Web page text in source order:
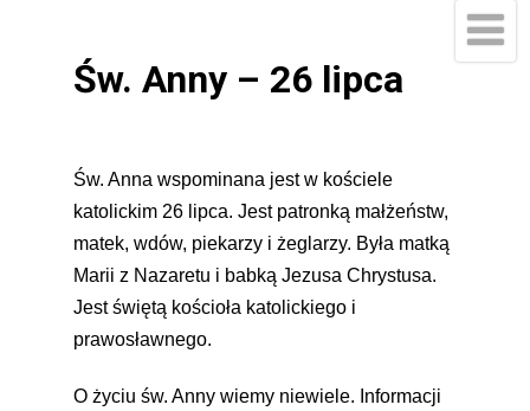
Św. Anny – 26 lipca
Św. Anna wspominana jest w kościele
katolickim 26 lipca. Jest patronką małżeństw,
matek, wdów, piekarzy i żeglarzy. Była matką
Marii z Nazaretu i babką Jezusa Chrystusa.
Jest świętą kościoła katolickiego i
prawosławnego.
O życiu św. Anny wiemy niewiele. Informacji